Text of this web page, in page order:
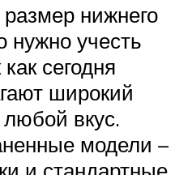
нижнего
нужно учесть
сегодня
широкий
вкус.
модели –